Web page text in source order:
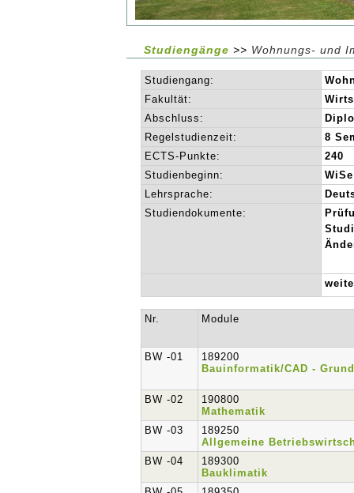
Studiengänge >> Wohnungs- und
Studiengang:
Fakultät:
Abschluss:
Regelstudienzeit:
8
ECTS-Punkte:
240
Studienbeginn:
WiSe
Lehrsprache:
Studiendokumente:
Nr. Module
BW -01
189200
Bauinformatik/CAD -
BW -02
190800
Mathematik
BW -03
189250
Allgemeine
BW -04
189300
Bauklimatik